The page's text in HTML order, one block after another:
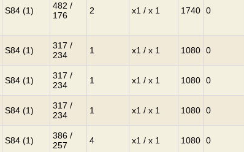
S84 (1)
482 /
176
2 x1 / x 1 1740 0
S84 (1)
317 /
234
1 x1 / x 1 1080 0
S84 (1)
317 /
234
1 x1 / x 1 1080 0
S84 (1)
317 /
234
1 x1 / x 1 1080 0
S84 (1)
386 /
257
4 x1 / x 1 1080 0